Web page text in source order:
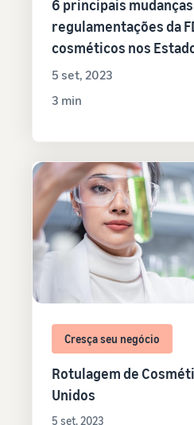
6 principais
regulamentações da
cosméticos nos
5 set, 2023
3 min
Cresça seu negócio
Rotulagem de
Unidos
5 set, 2023